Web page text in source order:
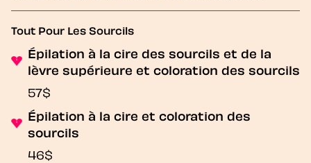
Tout Pour Les Sourcils
Épilation à la cire des sourcils et de la
lèvre supérieure et coloration des sourcils
57$
Épilation à la cire et coloration des
sourcils
46$